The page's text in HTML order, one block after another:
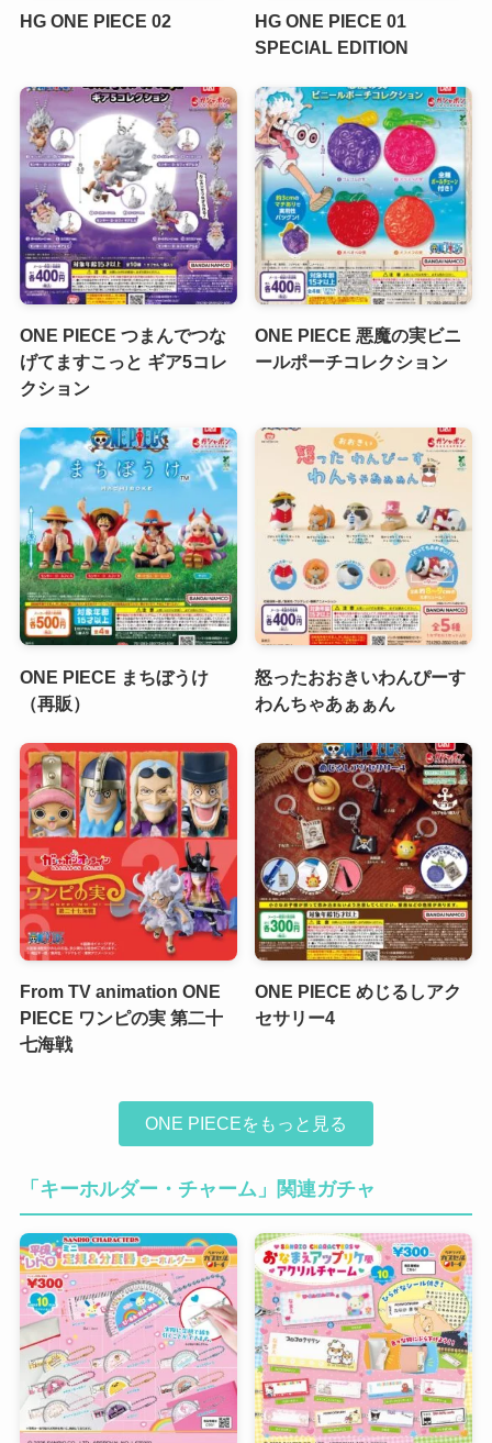
HG ONE PIECE 02
HG ONE PIECE 01
SPECIAL EDITION
ONE PIECE つまんでつな
げてますこっと ギア5コレ
クション
ONE PIECE 悪魔の実ビニ
ールポーチコレクション
ONE PIECE まちぼうけ
（再販）
怒ったおおきいわんぴーす
わんちゃあぁぁん
From TV animation ONE
PIECE ワンピの実 第二十
七海戦
ONE PIECE めじるしアク
セサリー4
ONE PIECEをもっと見る
「キーホルダー・チャーム」関連ガチャ